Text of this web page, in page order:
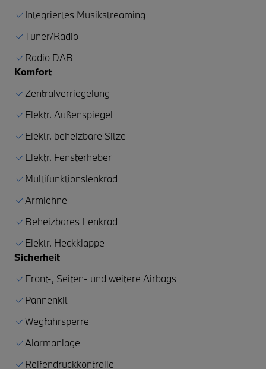
Integriertes Musikstreaming
Tuner/Radio
Radio DAB
Komfort
Zentralverriegelung
Elektr. Außenspiegel
Elektr. beheizbare Sitze
Elektr. Fensterheber
Multifunktionslenkrad
Armlehne
Beheizbares Lenkrad
Elektr. Heckklappe
Sicherheit
Front-, Seiten- und weitere Airbags
Pannenkit
Wegfahrsperre
Alarmanlage
Reifendruckkontrolle